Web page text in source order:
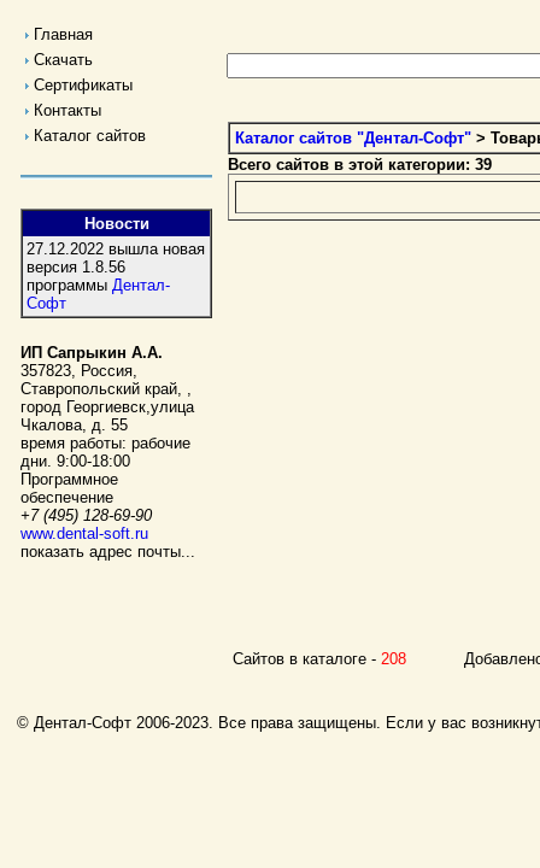
Главная
Скачать
Сертификаты
Контакты
Каталог сайтов
Новости
27.12.2022 вышла новая
версия 1.8.56
программы Дентал-
Софт
ИП Сапрыкин А.А.
357823, Россия,
Ставропольский край, ,
город Георгиевск,улица
Чкалова, д. 55
время работы: рабочие
дни. 9:00-18:00
Программное
обеспечение
+7 (495) 128-69-90
www.dental-soft.ru
показать адрес почты...
Каталог сайтов "Дентал-Софт" >
Всего сайтов в этой категории: 39
Сайтов в каталоге - 208 Добавлено
© Дентал-Софт 2006-2023. Все права защищены. Если у вас